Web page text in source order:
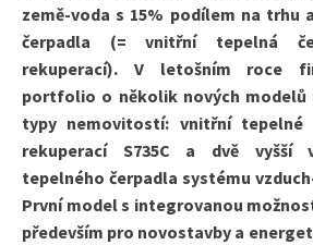
země-voda s 15% podílem na trhu
čerpadla (= vnitřní tepelná
rekuperací). V letošním roce
portfolio o několik nových modelů
typy nemovitostí: vnitřní tepelné
rekuperací S735C a dvě vyšší
tepelného čerpadla systému
První model s integrovanou
především pro novostavby a